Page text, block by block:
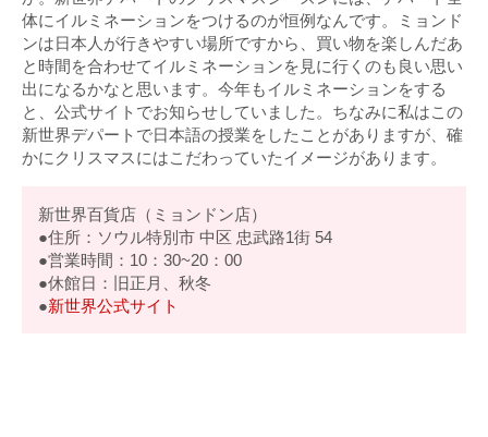
体にイルミネーションをつけるのが恒例なんです。ミョンド
ンは日本人が行きやすい場所ですから、買い物を楽しんだあ
と時間を合わせてイルミネーションを見に行くのも良い思い
出になるかなと思います。今年もイルミネーションをする
と、公式サイトでお知らせしていました。ちなみに私はこの
新世界デパートで日本語の授業をしたことがありますが、確
かにクリスマスにはこだわっていたイメージがあります。
新世界百貨店（ミョンドン店）
●住所：ソウル特別市 中区 忠武路1街 54
●営業時間：10：30~20：00
●休館日：旧正月、秋冬
●新世界公式サイト